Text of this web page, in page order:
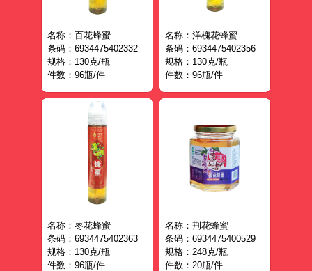
名称：百花蜂蜜
条码：6934475402332
规格：130克/瓶
件数：96瓶/件
名称：洋槐花蜂蜜
条码：6934475402356
规格：130克/瓶
件数：96瓶/件
名称：枣花蜂蜜
条码：6934475402363
规格：130克/瓶
件数：96瓶/件
名称：荆花蜂蜜
条码：6934475400529
规格：248克/瓶
件数：20瓶/件